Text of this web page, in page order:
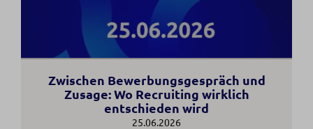
Zwischen Bewerbungsgespräch und
Zusage: Wo Recruiting wirklich
entschieden wird
25.06.2026